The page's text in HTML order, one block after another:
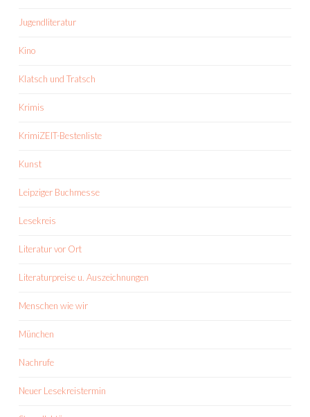
Jugendliteratur
Kino
Klatsch und Tratsch
Krimis
KrimiZEIT-Bestenliste
Kunst
Leipziger Buchmesse
Lesekreis
Literatur vor Ort
Literaturpreise u. Auszeichnungen
Menschen wie wir
München
Nachrufe
Neuer Lesekreistermin